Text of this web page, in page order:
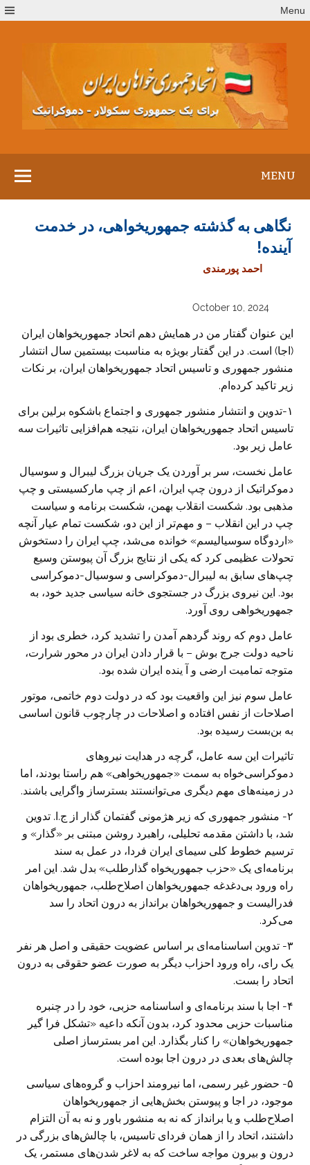
to
Menu
MENU
نگاهی به گذشته جمهوریخواهی، در خدمت
آینده!
احمد پورمندی
October 10, 2024
این عنوان گفتار من در همایش دهم اتحاد جمهوریخواهان ایران
(اجا) است. در این گفتار بویژه به مناسبت بیستمین سال انتشار
منشور جمهوری و تاسیس اتحاد جمهوریخواهان ایران، بر نکات
زیر تاکید کرده‌ام.
۱-تدوین و انتشار منشور جمهوری و اجتماع باشکوه برلین برای
تاسیس اتحاد جمهوریخواهان ایران، نتیجه هم‌افزایی تاثیرات سه
عامل زیر بود.
عامل نخست، سر بر آوردن یک جریان بزرگ لیبرال و سوسیال
دموکراتیک از درون چپ ایران، اعم از چپ مارکسیستی و چپ
مذهبی بود. شکست انقلاب بهمن، شکست برنامه و سیاست
چپ در این انقلاب – و مهم‌تر از این دو، شکست تمام عیار آنچه
«اردوگاه سوسیالیسم» خوانده می‌شد، چپ ایران را دستخوش
تحولات عظیمی کرد که یکی از نتایج بزرگ آن پیوستن وسیع
چپ‌های سابق به لیبرال-دموکراسی و سوسیال-دموکراسی
بود. این نیروی بزرگ در جستجوی خانه سیاسی جدید خود، به
جمهوریخواهی روی آورد.
عامل دوم که روند گردهم آمدن را تشدید کرد، خطری بود از
ناحیه دولت جرج بوش – با قرار دادن ایران در محور شرارت،
متوجه تمامیت ارضی و آ ینده ایران شده بود.
عامل سوم نیز این واقعیت بود که در دولت دوم خاتمی، موتور
اصلاحات از نفس افتاده و اصلاحات در چارچوب قانون اساسی
به بن‌بست رسیده بود.
تاثیرات این سه عامل، گرچه در هدایت نیرو‌های
دموکراسی‌خواه به سمت «جمهوریخواهی» هم راستا بودند، اما
در زمینه‌های مهم دیگری می‌توانستند بسترساز واگرایی باشند.
۲- منشور جمهوری که زیر هژمونی گفتمان گذار از ج.ا. تدوین
شد، با داشتن مقدمه تحلیلی، راهبرد روشن مبتنی بر «گذار» و
ترسیم خطوط کلی سیمای ایران فردا، در عمل به سند
برنامه‌ای یک «حزب جمهوریخواه گذارطلب» بدل شد. این امر
راه ورود بی‌دغدغه جمهوریخواهان اصلاح‌طلب، جمهوریخواهان
فدرالیست و جمهوریخواهان برانداز به درون اتحاد را سد
می‌کرد.
۳- تدوین اساسنامه‌ای بر اساس عضویت حقیقی و اصل هر نفر
یک رای، راه ورود احزاب دیگر به صورت عضو حقوقی به درون
اتحاد را بست.
۴- اجا با سند برنامه‌ای و اساسنامه حزبی، خود را در چنبره
مناسبات حزبی محدود کرد، بدون آنکه داعیه «تشکل فرا گیر
جمهوریخواهان» را کنار بگذارد. این امر بسترساز اصلی
چالش‌های بعدی در درون اجا بوده است.
۵- حضور غیر رسمی، اما نیرومند احزاب و گروه‌های سیاسی
موجود، در اجا و پیوستن بخش‌هایی از جمهوریخواهان
اصلاح‌طلب و یا برانداز که نه به منشور باور و نه به آن التزام
داشتند، اتحاد را از همان فردای تاسیس، با چالش‌های بزرگی در
درون و بیرون مواجه ساخت که به لاغر شدن‌های مستمر، یک